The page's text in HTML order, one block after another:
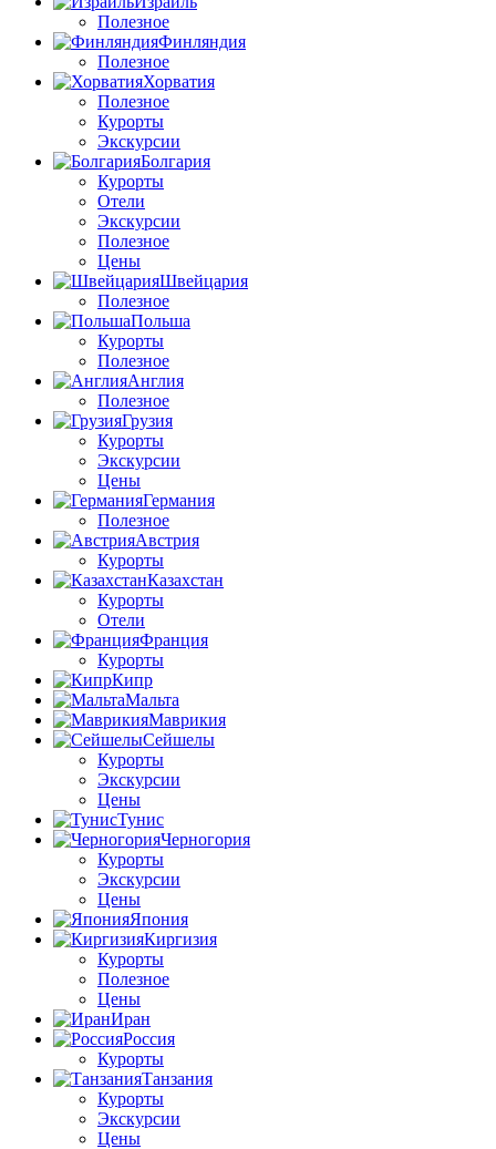
Полезное
Финляндия
Полезное
Хорватия
Полезное
Курорты
Экскурсии
Болгария
Курорты
Отели
Экскурсии
Полезное
Цены
Швейцария
Полезное
Польша
Курорты
Полезное
Англия
Полезное
Грузия
Курорты
Экскурсии
Цены
Германия
Полезное
Австрия
Курорты
Казахстан
Курорты
Отели
Франция
Курорты
Кипр
Мальта
Маврикия
Сейшелы
Курорты
Экскурсии
Цены
Тунис
Черногория
Курорты
Экскурсии
Цены
Япония
Киргизия
Курорты
Полезное
Цены
Иран
Россия
Курорты
Танзания
Курорты
Экскурсии
Цены